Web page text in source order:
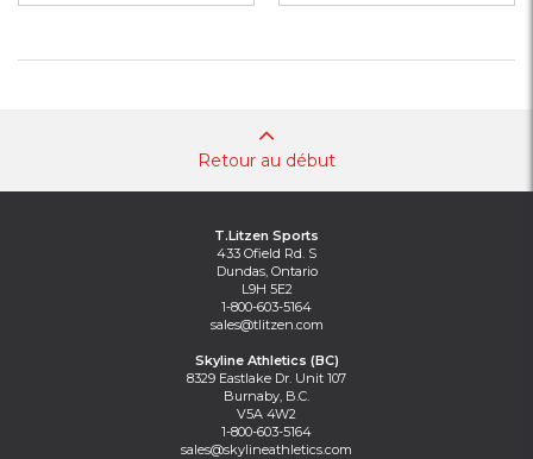
Retour au début
T.Litzen Sports
433 Ofield Rd. S
Dundas, Ontario
L9H 5E2
1-800-603-5164
sales@tlitzen.com
Skyline Athletics (BC)
8329 Eastlake Dr. Unit 107
Burnaby, B.C.
V5A 4W2
1-800-603-5164
sales@skylineathletics.com